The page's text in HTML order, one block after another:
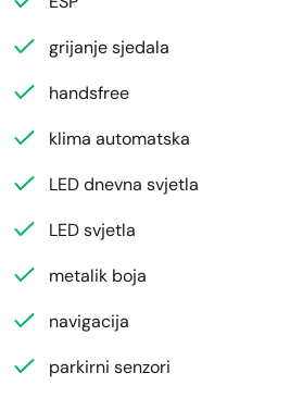
grijanje sjedala
handsfree
klima automatska
LED dnevna svjetla
LED svjetla
metalik boja
navigacija
parkirni senzori